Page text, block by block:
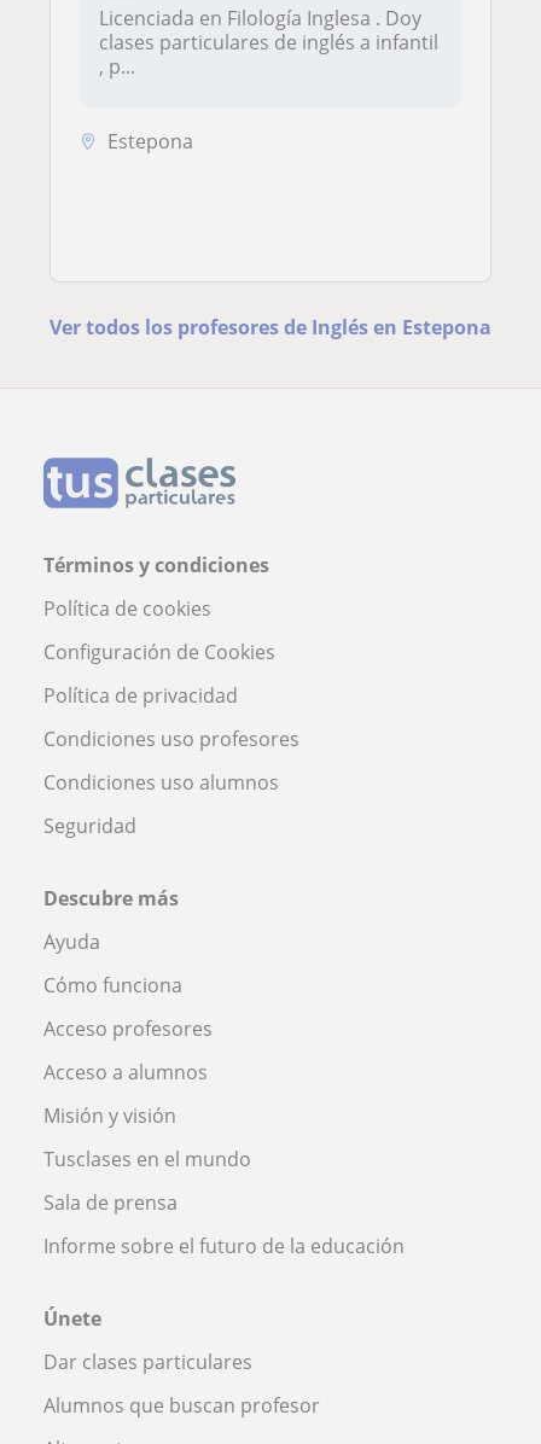
Licenciada en Filología Inglesa . Doy
clases particulares de inglés a infantil
, p...
Estepona
Ver todos los profesores de Inglés en Estepona
Términos y condiciones
Política de cookies
Configuración de Cookies
Política de privacidad
Condiciones uso profesores
Condiciones uso alumnos
Seguridad
Descubre más
Ayuda
Cómo funciona
Acceso profesores
Acceso a alumnos
Misión y visión
Tusclases en el mundo
Sala de prensa
Informe sobre el futuro de la educación
Únete
Dar clases particulares
Alumnos que buscan profesor